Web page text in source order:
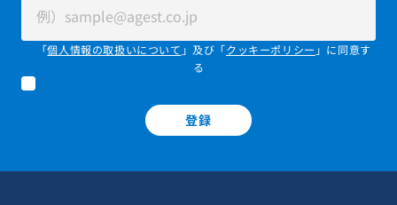
「個人情報の取扱いについて 」及び「クッキーポリシー 」に同意す
る
登録